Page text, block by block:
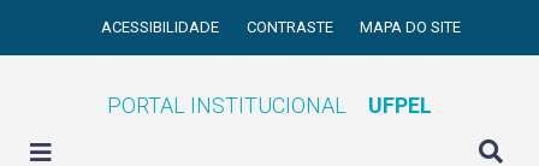
ACESSIBILIDADE CONTRASTE MAPA DO SITE
PORTAL INSTITUCIONAL UFPEL